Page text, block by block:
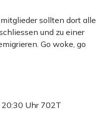
sollten dort alle
und zu einer
Go woke, go
Uhr 702T